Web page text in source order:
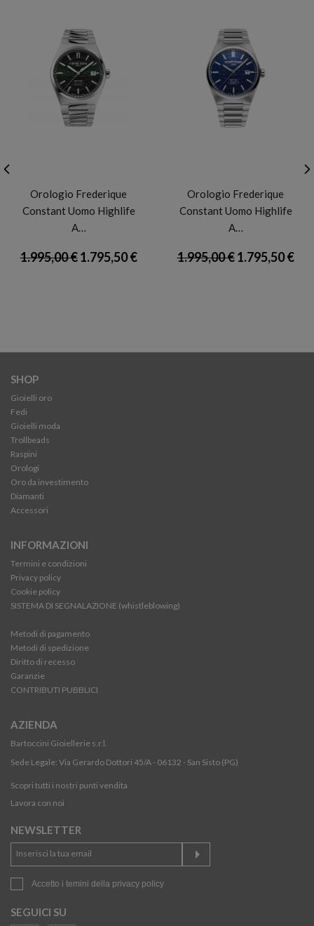
Orologio Frederique
Constant Uomo Highlife
A…
1.995,00 €1.795,50 €
Orologio Frederique
Constant Uomo Highlife
A…
1.995,00 €1.795,50 €
SHOP
Gioielli oro
Fedi
Gioielli moda
Trollbeads
Raspini
Orologi
Oro da investimento
Diamanti
Accessori
INFORMAZIONI
Termini e condizioni
Privacy policy
Cookie policy
SISTEMA DI SEGNALAZIONE (whistleblowing)
Metodi di pagamento
Metodi di spedizione
Diritto di recesso
Garanzie
CONTRIBUTI PUBBLICI
AZIENDA
Bartoccini Gioiellerie s.r.l.
Sede Legale: Via Gerardo Dottori 45/A - 06132 - San Sisto (PG)
Scopri tutti i nostri punti vendita
Lavora con noi
NEWSLETTER
Accetto i temini della privacy policy
SEGUICI SU